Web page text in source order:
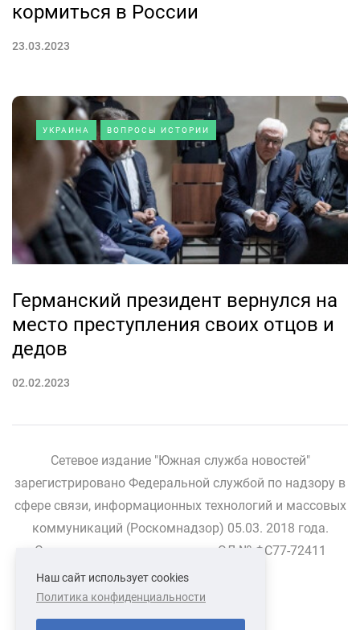
кормиться в России
23.03.2023
УКРАИНА ВОПРОСЫ ИСТОРИИ
Германский президент вернулся на
место преступления своих отцов и
дедов
02.02.2023
Сетевое издание "Южная служба новостей"
зарегистрировано Федеральной службой по надзору в
сфере связи, информационных технологий и массовых
коммуникаций (Роскомнадзор) 05.03. 2018 года.
Свидетельство о регистрации ЭЛ № ФС77-72411
СВЯЗАТЬСЯ С НАМИ
Наш сайт использует cookies
Политика конфиденциальности